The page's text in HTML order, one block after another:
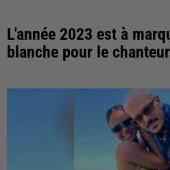
L'année 2023 est à
blanche pour le